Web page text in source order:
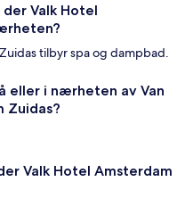
der Valk Hotel
tilbyr spa og dampbad.
eller i nærheten av Van
Zuidas?
Valk Hotel Amsterdam